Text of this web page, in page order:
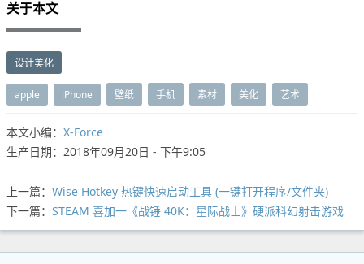
关于本文
设计美化
apple iPhone 壁纸 手机 素材 美化 艺术
本文小编： X-Force
生产日期：2018年09月20日 - 下午9:05
上一篇： Wise Hotkey 热键快速启动工具 (一键打开程序/文件夹)
下一篇： STEAM 喜加一《战锤 40K：星际战士》硬派科幻射击游戏